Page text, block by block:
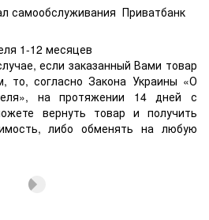
самообслуживания Приватбанк
1-12 месяцев
если заказанный Вами товар
то, согласно Закона Украины «О
на протяжении 14 дней с
вернуть товар и получить
либо обменять на любую